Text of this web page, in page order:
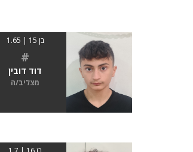
בן 15 | 1.65
#
דוד דובין
מצליב/ה